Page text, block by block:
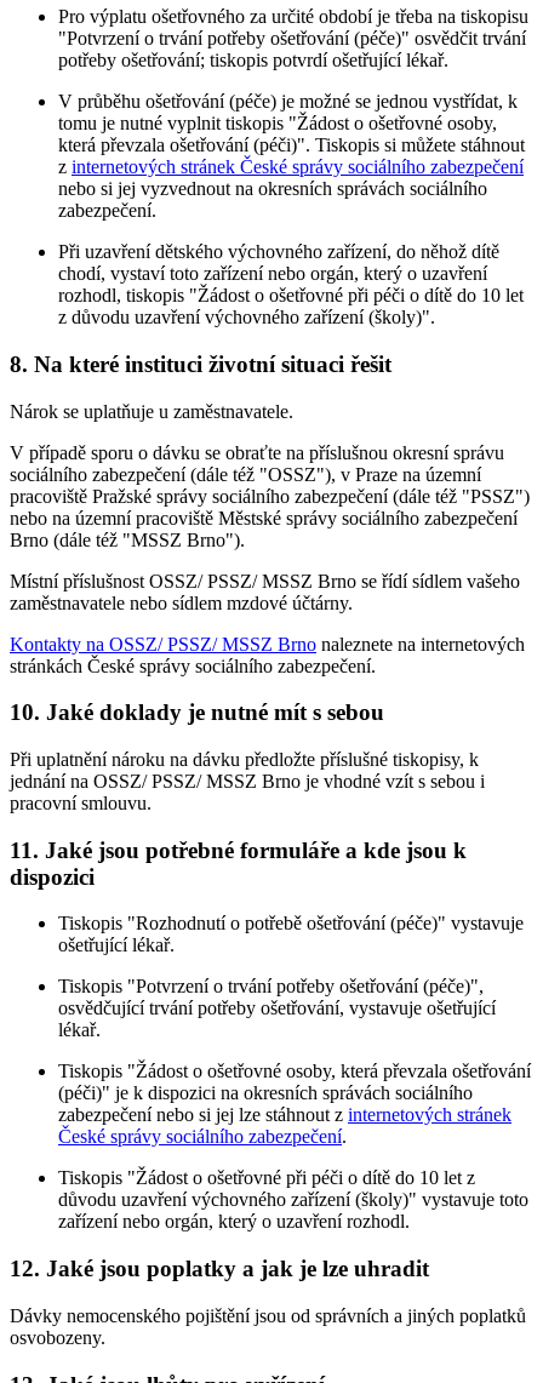
Pro výplatu ošetřovného za určité období je třeba na tiskopisu
"Potvrzení o trvání potřeby ošetřování (péče)" osvědčit trvání
potřeby ošetřování; tiskopis potvrdí ošetřující lékař.
V průběhu ošetřování (péče) je možné se jednou vystřídat, k
tomu je nutné vyplnit tiskopis "Žádost o ošetřovné osoby,
která převzala ošetřování (péči)". Tiskopis si můžete stáhnout
z internetových stránek České správy sociálního zabezpečení
nebo si jej vyzvednout na okresních správách sociálního
zabezpečení.
Při uzavření dětského výchovného zařízení, do něhož dítě
chodí, vystaví toto zařízení nebo orgán, který o uzavření
rozhodl, tiskopis "Žádost o ošetřovné při péči o dítě do 10 let
z důvodu uzavření výchovného zařízení (školy)".
8. Na které instituci životní situaci řešit
Nárok se uplatňuje u zaměstnavatele.
V případě sporu o dávku se obraťte na příslušnou okresní správu
sociálního zabezpečení (dále též "OSSZ"), v Praze na územní
pracoviště Pražské správy sociálního zabezpečení (dále též "PSSZ")
nebo na územní pracoviště Městské správy sociálního zabezpečení
Brno (dále též "MSSZ Brno").
Místní příslušnost OSSZ/ PSSZ/ MSSZ Brno se řídí sídlem vašeho
zaměstnavatele nebo sídlem mzdové účtárny.
Kontakty na OSSZ/ PSSZ/ MSSZ Brno naleznete na internetových
stránkách České správy sociálního zabezpečení.
10. Jaké doklady je nutné mít s sebou
Při uplatnění nároku na dávku předložte příslušné tiskopisy, k
jednání na OSSZ/ PSSZ/ MSSZ Brno je vhodné vzít s sebou i
pracovní smlouvu.
11. Jaké jsou potřebné formuláře a kde jsou k
dispozici
Tiskopis "Rozhodnutí o potřebě ošetřování (péče)" vystavuje
ošetřující lékař.
Tiskopis "Potvrzení o trvání potřeby ošetřování (péče)",
osvědčující trvání potřeby ošetřování, vystavuje ošetřující
lékař.
Tiskopis "Žádost o ošetřovné osoby, která převzala ošetřování
(péči)" je k dispozici na okresních správách sociálního
zabezpečení nebo si jej lze stáhnout z internetových stránek
České správy sociálního zabezpečení.
Tiskopis "Žádost o ošetřovné při péči o dítě do 10 let z
důvodu uzavření výchovného zařízení (školy)" vystavuje toto
zařízení nebo orgán, který o uzavření rozhodl.
12. Jaké jsou poplatky a jak je lze uhradit
Dávky nemocenského pojištění jsou od správních a jiných poplatků
osvobozeny.